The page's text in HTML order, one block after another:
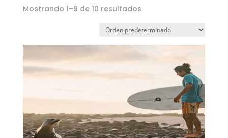
Mostrando 1–9 de 10 resultados